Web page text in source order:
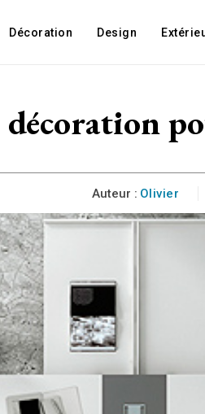
Décoration Design
Auteur : Olivier